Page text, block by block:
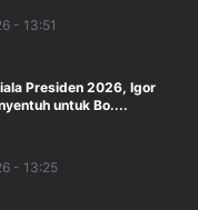
- 13:51
Presiden 2026, Igor
untuk Bo....
- 13:25